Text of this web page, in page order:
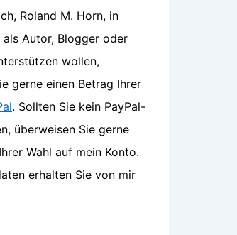
Roland M. Horn, in
Autor, Blogger oder
wollen,
gerne einen Betrag Ihrer
. Sollten Sie kein PayPal-
überweisen Sie gerne
Wahl auf mein Konto.
erhalten Sie von mir